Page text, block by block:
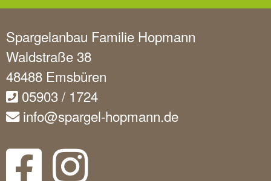
Spargelanbau Familie Hopmann
Waldstraße 38
48488 Emsbüren
05903 / 1724
info@spargel-hopmann.de